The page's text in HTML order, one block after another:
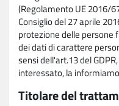
(Regolamento UE 2016/
Consiglio del 27 aprile
protezione delle
dei dati di carattere
sensi dell'art.13 del
interessato, la
Titolare del